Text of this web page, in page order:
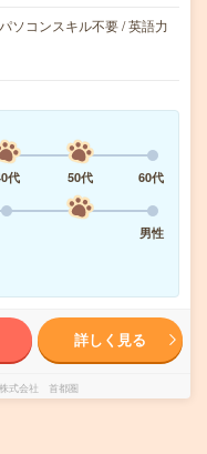
ソコンスキル不要 / 英語力
代 50代
60代
男性
詳しく見る
式会社 首都圏